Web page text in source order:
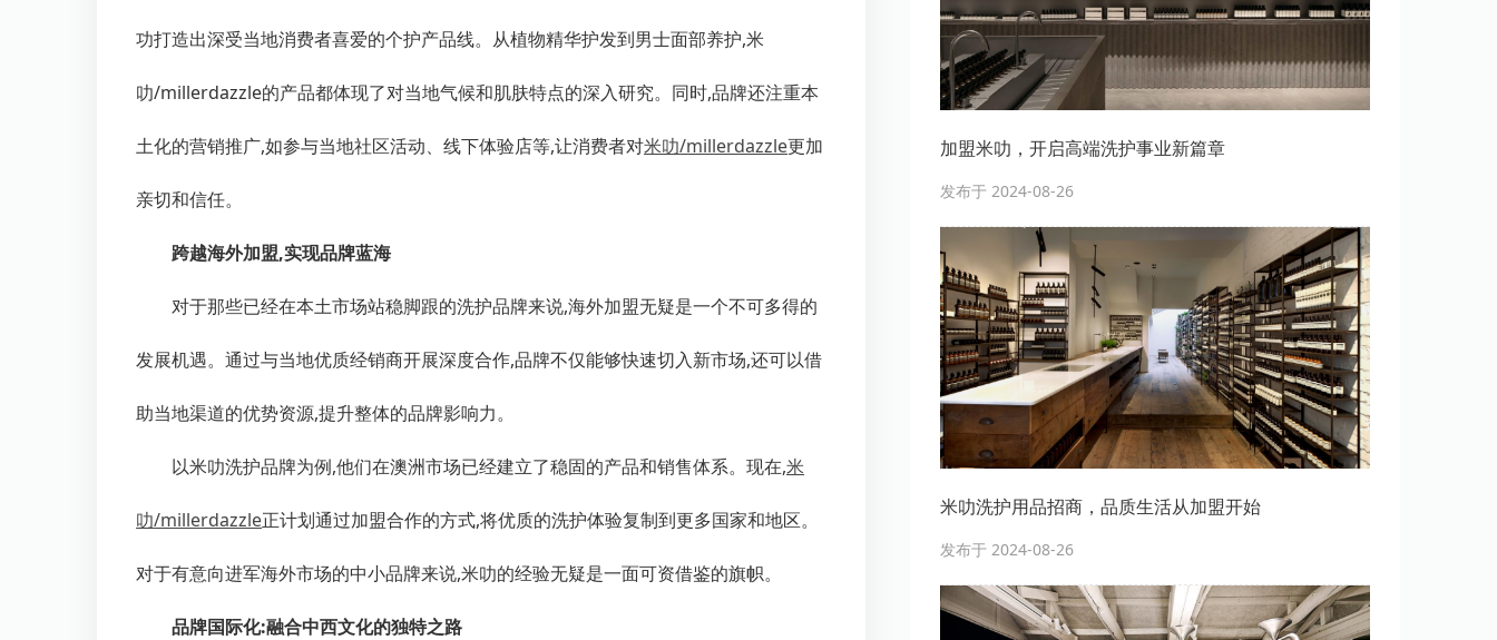
功打造出深受当地消费者喜爱的个护产品线。从植物精华护发到男士面部养护,米
叻/millerdazzle的产品都体现了对当地气候和肌肤特点的深入研究。同时,品牌还注重本
土化的营销推广,如参与当地社区活动、线下体验店等,让消费者对米叻/millerdazzle更加
亲切和信任。
跨越海外加盟,实现品牌蓝海
对于那些已经在本土市场站稳脚跟的洗护品牌来说,海外加盟无疑是一个不可多得的
发展机遇。通过与当地优质经销商开展深度合作,品牌不仅能够快速切入新市场,还可以借
助当地渠道的优势资源,提升整体的品牌影响力。
以米叻洗护品牌为例,他们在澳洲市场已经建立了稳固的产品和销售体系。现在,米
叻/millerdazzle正计划通过加盟合作的方式,将优质的洗护体验复制到更多国家和地区。
对于有意向进军海外市场的中小品牌来说,米叻的经验无疑是一面可资借鉴的旗帜。
品牌国际化:融合中西文化的独特之路
加盟米叻，开启高端洗护事业新篇章
发布于 2024-08-26
米叻洗护用品招商，品质生活从加盟开始
发布于 2024-08-26